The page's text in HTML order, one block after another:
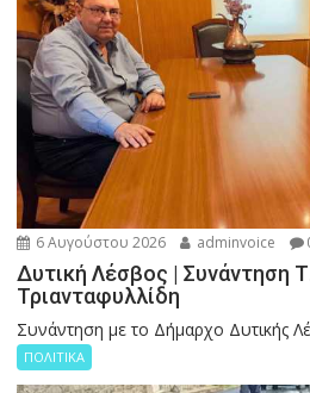
6 Αυγούστου 2026 adminvoice
Δυτική Λέσβος | Συνάντηση
Τριανταφυλλίδη
Συνάντηση με το Δήμαρχο Δυτικής
ΠΟΛΙΤΙΚΑ